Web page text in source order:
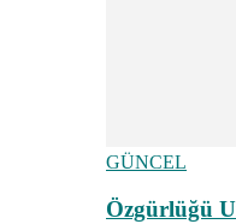
GÜNCEL
Özgürlüğü